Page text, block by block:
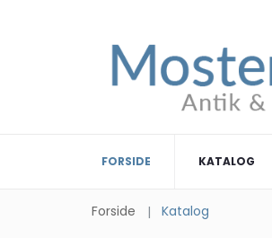
FORSIDE KATALOG
Forside Katalog